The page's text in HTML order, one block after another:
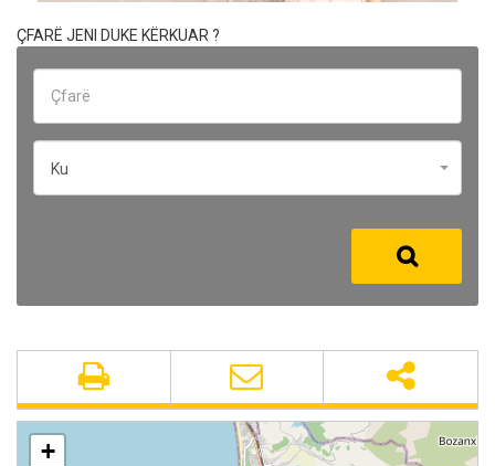
ÇFARË JENI DUKE KËRKUAR ?
Ku
+